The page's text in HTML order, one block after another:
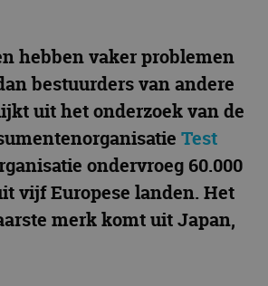
hebben vaker problemen
bestuurders van andere
uit het onderzoek van de
Test
ondervroeg 60.000
vijf Europese landen. Het
merk komt uit Japan,